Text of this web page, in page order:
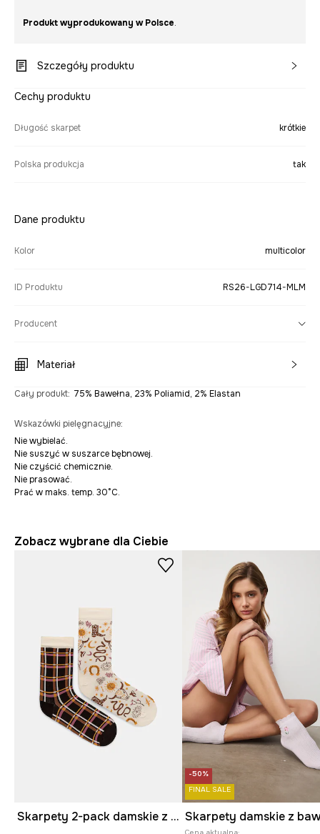
Produkt wyprodukowany w Polsce.
Szczegóły produktu
Cechy produktu
Długość skarpet krótkie
Polska produkcja tak
Dane produktu
Kolor multicolor
ID Produktu RS26-LGD714-MLM
Producent
Materiał
Cały produkt: 75% Bawełna, 23% Poliamid, 2% Elastan
Wskazówki pielęgnacyjne:
Nie wybielać.
Nie suszyć w suszarce bębnowej.
Nie czyścić chemicznie.
Nie prasować.
Prać w maks. temp. 30°C.
Zobacz wybrane dla Ciebie
Skarpety 2-pack damskie z bawełną
-50%
FINAL SALE